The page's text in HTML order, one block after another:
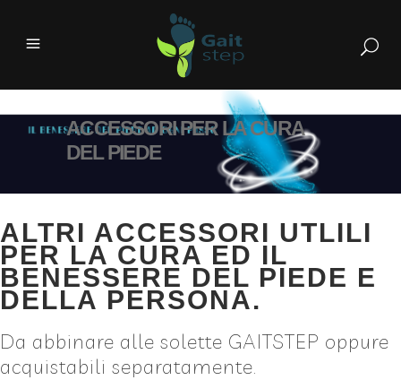
ACCESSORI PER LA CURA
DEL PIEDE
ALTRI ACCESSORI UTLILI
PER LA CURA ED IL
BENESSERE DEL PIEDE E
DELLA PERSONA.
Da abbinare alle solette GAITSTEP oppure
acquistabili separatamente.